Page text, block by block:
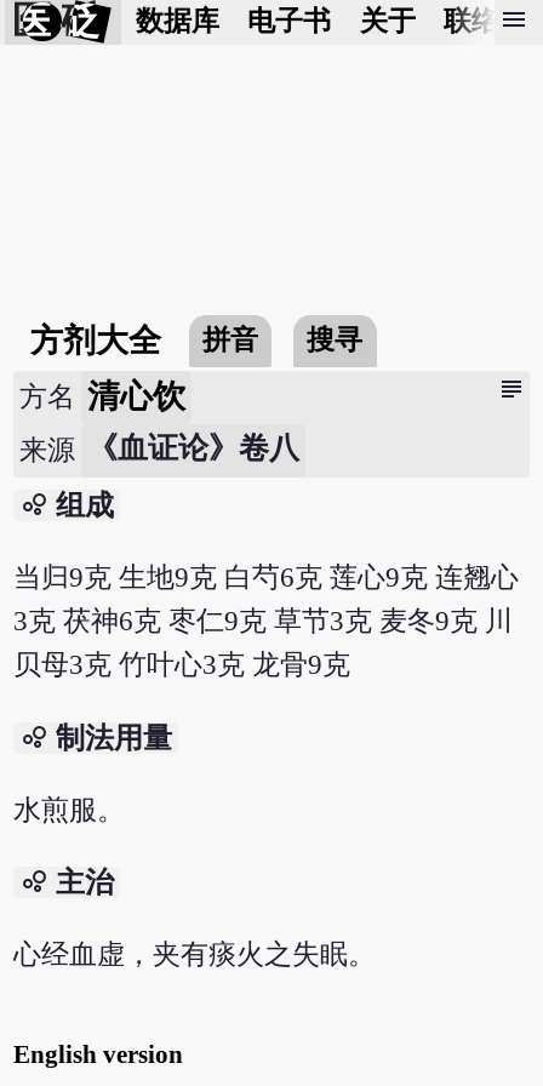
医 砭 数据库 电子书 关于 联络我
menu
方剂大全 拼音 搜寻
subject
方名 清心饮
来源 《血证论》卷八
bubble_chart 组成
当归9克 生地9克 白芍6克 莲心9克 连翘心
3克 茯神6克 枣仁9克 草节3克 麦冬9克 川
贝母3克 竹叶心3克 龙骨9克
bubble_chart 制法用量
水煎服。
bubble_chart 主治
心经血虚，夹有痰火之失眠。
English version